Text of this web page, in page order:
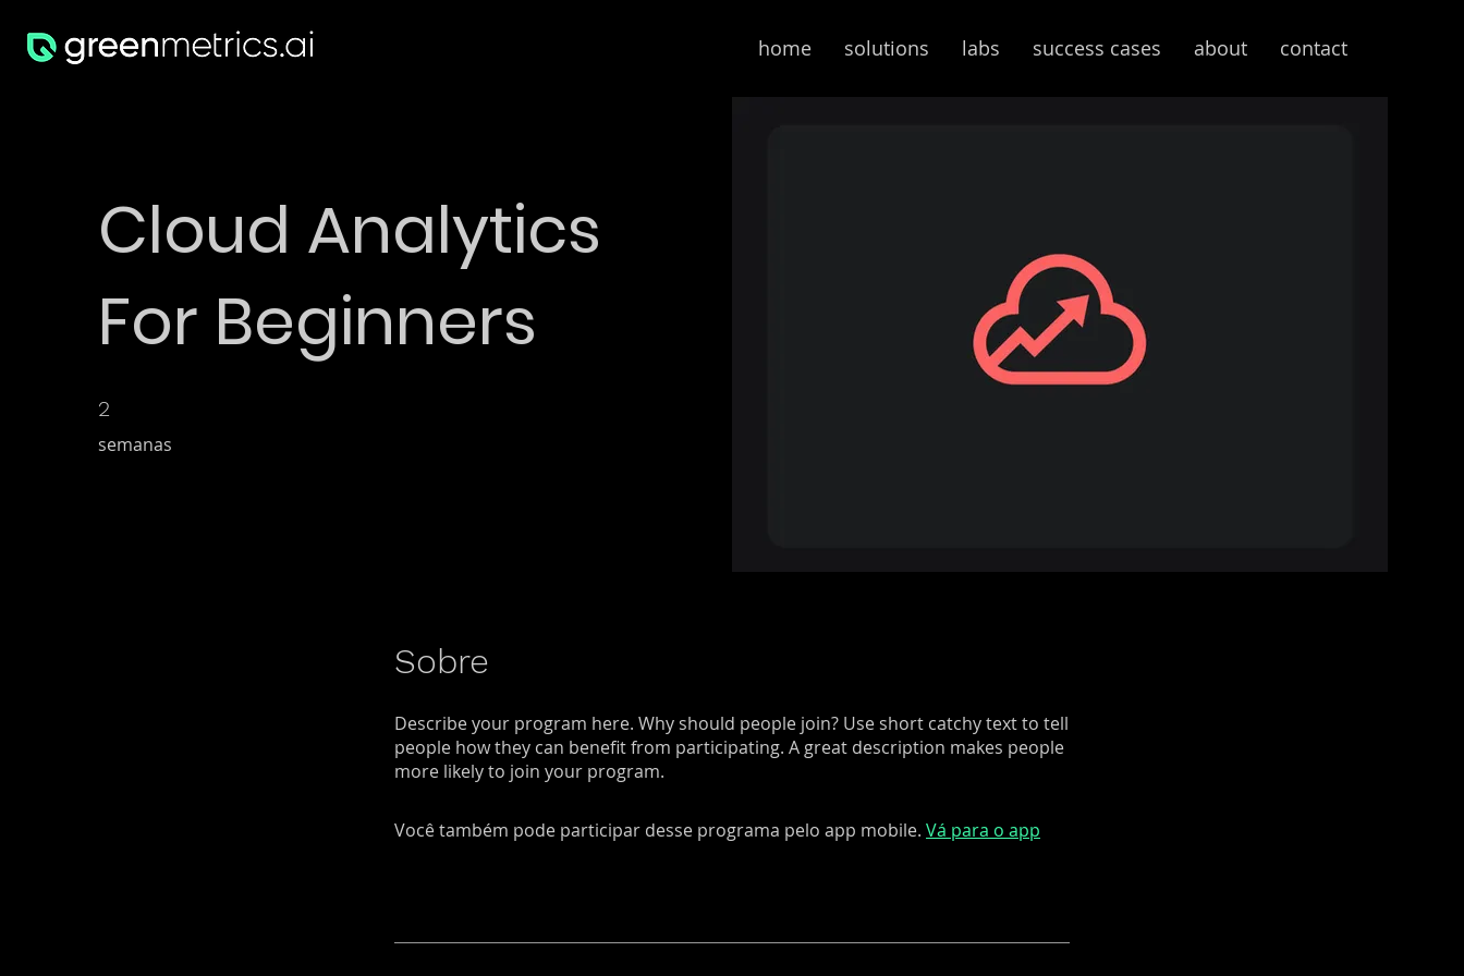
home solutions labs success cases about contact
Cloud Analytics
For Beginners
2
semanas
Sobre
Describe your program here. Why should people join? Use short catchy text to tell
people how they can benefit from participating. A great description makes people
more likely to join your program.
Você também pode participar desse programa pelo app mobile. Vá para o app